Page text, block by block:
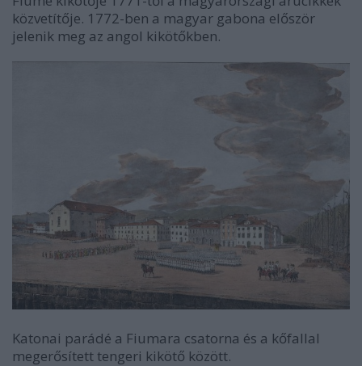
közvetítője. 1772-ben a magyar gabona először
jelenik meg az angol kikötőkben.
Katonai parádé a Fiumara csatorna és a kőfallal
megerősített tengeri kikötő között.